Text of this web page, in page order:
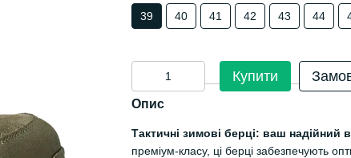
39 40 41 42 43 44
Купити
Опис
Тактичні зимові берці: ваш надійний
преміум-класу, ці берці забезпечують